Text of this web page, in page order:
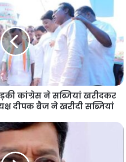
कांग्रेस ने सब्जियां खरीदकर
दीपक बैज ने खरीदी सब्जियां